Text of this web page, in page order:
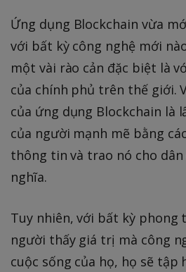
Ứng dụng Blockchain vừa
với bất kỳ công nghệ mới
một vài rào cản đặc biệt là
của chính phủ trên thế giới.
của ứng dụng Blockchain là
của người mạnh mẽ bằng
thông tin và trao nó cho
nghĩa.
Tuy nhiên, với bất kỳ phong
người thấy giá trị mà công
cuộc sống của họ, họ sẽ tập